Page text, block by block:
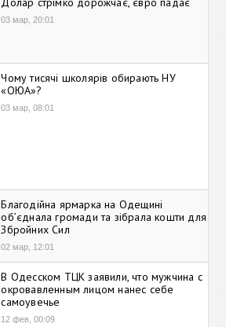
03 мар, 20:01
Чому тисячі школярів обирають НУ
«ОЮА»?
03 мар, 08:01
Благодійна ярмарка на Одещині
об’єднала громади та зібрала кошти для
Збройних Сил
02 мар, 12:01
В Одесском ТЦК заявили, что мужчина с
окровавленным лицом нанес себе
самоувечье
12 фев, 00:09